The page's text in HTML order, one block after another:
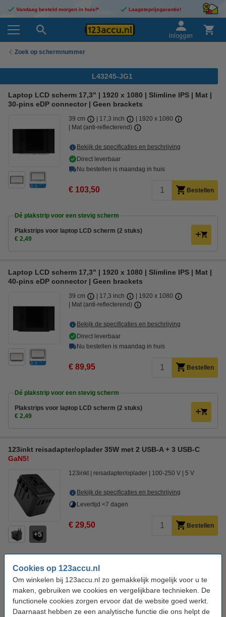
Cookies op 123accu.nl
Om winkelen bij 123accu.nl zo gemakkelijk mogelijk voor u te
maken, gebruiken we cookies en vergelijkbare technieken. De
functionele cookies zorgen ervoor dat de website goed werkt.
Daarnaast hebben ze een analytische functie die ons helpt de
Vandaag besteld morgen in huis!* Laagsteprijsgarantie!
Inloggen
Zoek op schermnummer
L43245-JG1
Laptop LCD scherm 17,3" | 1920 x 1080 | Slimline IPS | Mat |
30-pins eDP connector | Geen brackets
39 cm 17,3 inch
1920 x 1080
Mat (anti-reflecterend)
Bekijk de specificaties en beschrijving
Direct leverbaar
Nu bestellen is maandag in huis
€ 103,50 Bestellen
Dé plakstrip voor een stevig scherm
Plakstrips voor laptop LCD scherm (2 stuks)
€ 2,49
Laptop LCD scherm 17,3" | 1920 x 1080 | Slimline IPS | Mat |
40-pins eDP connector | Geen brackets
39 cm 17,3 inch
1920 x 1080
Mat (anti-reflecterend)
Bekijk de specificaties en beschrijving
Direct leverbaar
Nu bestellen is maandag in huis
€ 89,95 Bestellen
Dé plakstrip voor een stevig scherm
Plakstrips voor laptop LCD scherm (2 stuks)
€ 2,49
123inkt reisadapter/oplader 35W met 2 USB-A + 3 USB-C
GaN5!
5
123inkt reisadapter/oplader 100-250 V 5 V
Bekijk de specificaties en beschrijving
Levertijd <7 dagen
€ 29,50 Bestellen
Vermogen:
35 Watt 45 Watt 67 Watt